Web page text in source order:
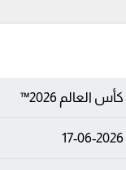
كأس العالم 2026™
17-06-2026